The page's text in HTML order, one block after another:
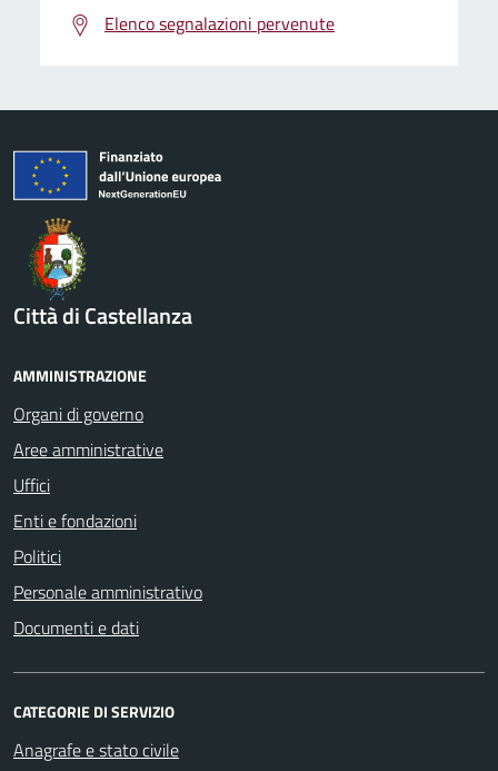
Elenco segnalazioni pervenute
Città di Castellanza
AMMINISTRAZIONE
Organi di governo
Aree amministrative
Uffici
Enti e fondazioni
Politici
Personale amministrativo
Documenti e dati
CATEGORIE DI SERVIZIO
Anagrafe e stato civile